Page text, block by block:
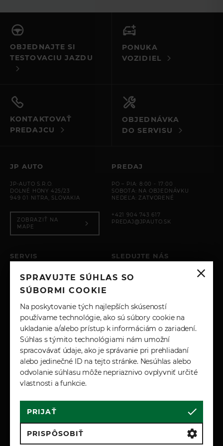
SPRAVUJTE SÚHLAS SO
SÚBORMI COOKIE
Na poskytovanie tých najlepších skúseností
používame technológie, ako sú súbory cookie na
ukladanie a/alebo prístup k informáciám o zariadení.
Súhlas s týmito technológiami nám umožní
spracovávať údaje, ako je správanie pri prehliadaní
alebo jedinečné ID na tejto stránke. Nesúhlas alebo
odvolanie súhlasu môže nepriaznivo ovplyvniť určité
vlastnosti a funkcie.
PRIJAŤ
PRISPÔSOBIŤ
OBJEDNAJTE SI
TESTOVACIU JAZDU
PONUKA
VOZIDIEL
KONTAKTOVAŤ
PREDAJCU
OBJEDNÁVKA
DO SERVISU
JP AUTO
JP-AUTO S.R.O.
DOLNÉ HONY 425/23
949 01 NITRA, SLOVAKIA
ZOBRAZIŤ NA
MAPE
PREDAJ
PO – PIA: 8:00 - 17:00
SOBOTA: NA OBJEDNÁVKU
NEDEĽA: ZATVORENÉ
+421 904 743 617
PREDAJ@JPAUTO.SK
SERVIS
PO – PIA: 8:00 - 17:00
SOBOTA: ZATVORENÉ
NEDEĽA: ZATVORENÉ
+421 904 743 617
SERVIS@JPAUTO.SK
SLEDUJTE NÁS
FACEBOOK
LINKEDIN
YOUTUBE